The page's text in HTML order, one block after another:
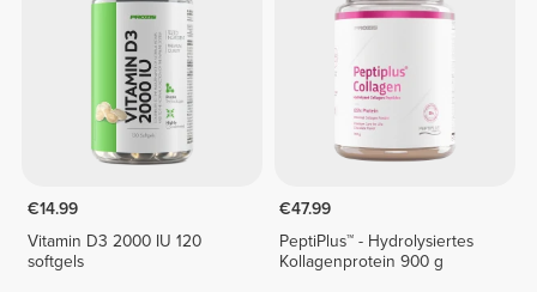
€14.99
Vitamin D3 2000 IU 120
softgels
€47.99
PeptiPlus™ - Hydrolysiertes
Kollagenprotein 900 g